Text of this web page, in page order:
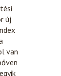
új
van